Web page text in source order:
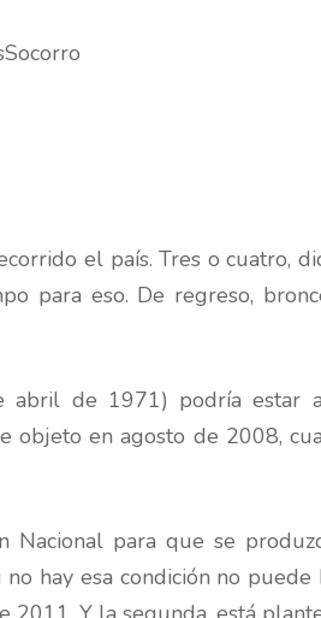
el país. Tres o cuatro,
para eso. De regreso,
abril de 1971) podría estar
objeto en agosto de 2008,
Nacional para que se
hay esa condición no